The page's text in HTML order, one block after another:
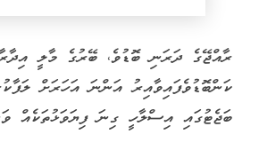
ރާއްޖޭގެ ދަރަނި ބޮޑުވެ، ބޭރުގެ މާލީ
ކަންބޮޑުވެފައިވާއިރު އަންނަ އަހަރަށް
ބަޖެޓުގައި އިސްލާހީ ގިނަ ފިޔަވަޅުތަކެއް